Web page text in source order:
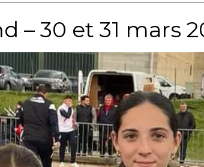
– 30 et 31 mars